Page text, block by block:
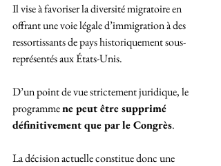
Il vise à favoriser la diversité migratoire en
offrant une voie légale d’immigration à des
ressortissants de pays historiquement sous-
représentés aux États-Unis.
D’un point de vue strictement juridique, le
programme ne peut être supprimé
définitivement que par le Congrès.
La décision actuelle constitue donc une